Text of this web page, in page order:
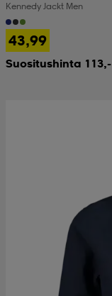
Kennedy Jackt Men
43,99
Suositushinta 113,-